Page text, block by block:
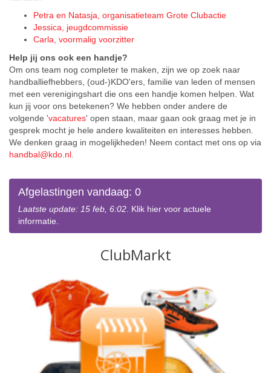
Petra en Natasja, organisatieteam Grote Clubactie
Jessica, jeugdcommissie
Carla, voormalig voorzitter
Help jij ons ook een handje?
Om ons team nog completer te maken, zijn we op zoek naar
handballiefhebbers, (oud-)KDO'ers, familie van leden of mensen
met een verenigingshart die ons een handje komen helpen. Wat
kun jij voor ons betekenen? We hebben onder andere de
volgende 'vacatures' open staan, maar gaan ook graag met je in
gesprek mocht je hele andere kwaliteiten en interesses hebben.
We denken graag in mogelijkheden! Neem contact met ons op via
handbal@kdo.nl.
Afgelastingen vandaag: 0
Laatste update: 15 feb, 6:02. Klik hier voor actuele
informatie.